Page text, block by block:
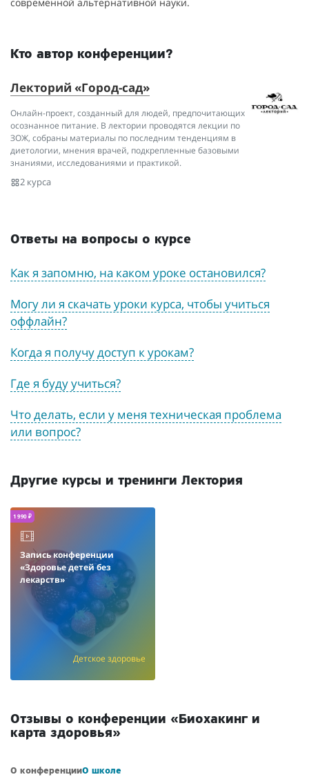
Кто автор конференции?
Лекторий «Город-сад»
Онлайн-проект, созданный для людей, предпочитающих
осознанное питание. В лектории проводятся лекции по
ЗОЖ, собраны материалы по последним тенденциям в
диетологии, мнения врачей, подкрепленные базовыми
знаниями, исследованиями и практикой.
2 курса
Ответы на вопросы о курсе
Как я запомню, на каком уроке остановился?
Могу ли я скачать уроки курса, чтобы учиться
оффлайн?
Когда я получу доступ к урокам?
Где я буду учиться?
Что делать, если у меня техническая проблема
или вопрос?
Другие курсы и тренинги Лектория
1 990 ₽
Запись конференции
«Здоровье детей без
лекарств»
Детское здоровье
Отзывы о конференции «Биохакинг и
карта здоровья»
О конференцииО школе